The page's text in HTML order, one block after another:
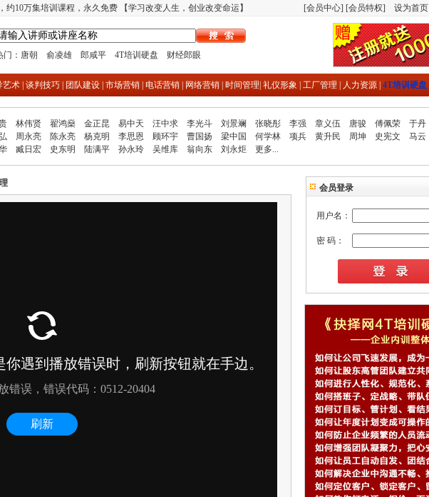
10万集培训课程，永久免费 【学习改变人生，创业改变命运】 [会员中心] [会员特权] 设为首页
门： 唐朝 俞凌雄 郎咸平 4T培训硬盘 财经郎眼
艺术| 谈判技巧| 团队建设| 市场营销| 电话营销| 网络营销| 时间管理 礼仪形象 工厂管理 人力资源| 4T培训硬盘
林伟贤 翟鸿燊 金正昆 易中天 汪中求 李光斗 刘景斓 张晓彤 李强 章义伍 唐骏 傅佩荣 于丹
周永亮 陈永亮 杨克明 李思恩 顾环宇 曹国扬 梁中国 何学林 项兵 黄升民 周坤 史宪文 马云
臧日宏 史东明 陆满平 孙永玲 吴维库 翁向东 刘永炬 更多...
会员登录
用户名：
密 码：